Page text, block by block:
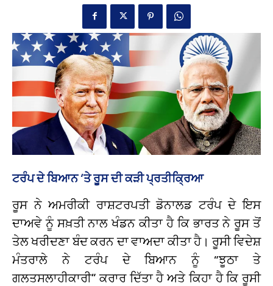
ਟਰੰਪ ਦੇ ਬਿਆਨ ‘ਤੇ ਰੂਸ ਦੀ ਕੜੀ ਪ੍ਰਤੀਕ੍ਰਿਆ
ਰੂਸ ਨੇ ਅਮਰੀਕੀ ਰਾਸ਼ਟਰਪਤੀ ਡੋਨਾਲਡ ਟਰੰਪ ਦੇ ਇਸ
ਦਾਅਵੇ ਨੂੰ ਸਖ਼ਤੀ ਨਾਲ ਖੰਡਨ ਕੀਤਾ ਹੈ ਕਿ ਭਾਰਤ ਨੇ ਰੂਸ ਤੋਂ
ਤੇਲ ਖਰੀਦਣਾ ਬੰਦ ਕਰਨ ਦਾ ਵਾਅਦਾ ਕੀਤਾ ਹੈ। ਰੂਸੀ ਵਿਦੇਸ਼
ਮੰਤਰਾਲੇ ਨੇ ਟਰੰਪ ਦੇ ਬਿਆਨ ਨੂੰ “ਝੂਠਾ ਤੇ
ਗਲਤਸਲਾਹੀਕਾਰੀ” ਕਰਾਰ ਦਿੱਤਾ ਹੈ ਅਤੇ ਕਿਹਾ ਹੈ ਕਿ ਰੂਸੀ